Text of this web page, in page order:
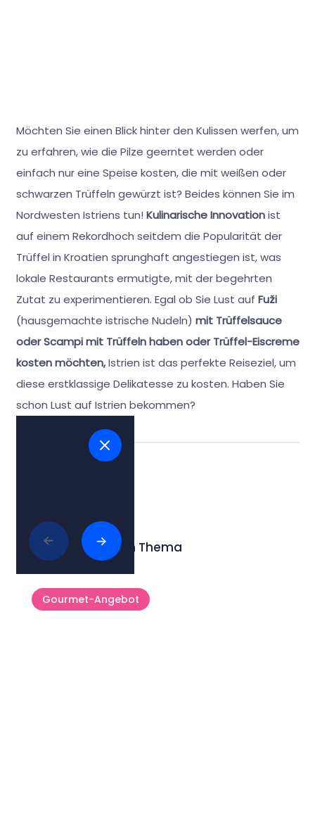
Möchten Sie einen Blick hinter den Kulissen werfen, um
zu erfahren, wie die Pilze geerntet werden oder
einfach nur eine Speise kosten, die mit weißen oder
schwarzen Trüffeln gewürzt ist? Beides können Sie im
Nordwesten Istriens tun! Kulinarische Innovationist
auf einem Rekordhoch seitdem die Popularität der
Trüffel in Kroatien sprunghaft angestiegen ist, was
lokale Restaurants ermutigte, mit der begehrten
Zutat zu experimentieren. Egal ob Sie Lust auf Fuži
(hausgemachte istrische Nudeln) mit Trüffelsauce
oder Scampi mit Trüffeln haben oder Trüffel-Eiscreme
kosten möchten,Istrien ist das perfekte Reiseziel, um
diese erstklassige Delikatesse zu kosten. Haben Sie
schon Lust auf Istrien bekommen?
Lesen Sie mehr zum Thema
Gourmet-Angebot